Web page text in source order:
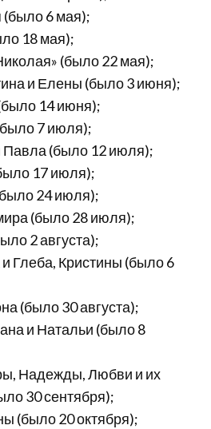
6 мая);
18 мая);
(было 22 мая);
и Елены (было 3 июня);
14 июня);
7 июля);
Павла (было 12 июля);
17 июля);
24 июля);
(было 28 июля);
2 августа);
Глеба, Кристины (было 6
(было 30 августа);
и Натальи (было 8
Надежды, Любви и их
30 сентября);
(было 20 октября);